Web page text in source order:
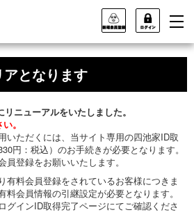
となります
ニューアルをいたしました。
。
いただくには、当サイト専用の四池家ID取
円：税込）のお手続きが必要となります。
員登録をお願いいたします。
有料会員登録をされているお客様につきま
料会員情報の引継設定が必要となります。
グインID取得完了ページにてご確認くださ